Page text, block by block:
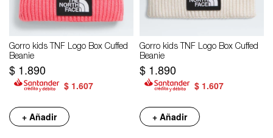
Gorro kids TNF Logo Box Cuffed
Beanie
$ 1.890
$ 1.607
+ Añadir
Gorro kids TNF Logo Box Cuffed
Beanie
$ 1.890
$ 1.607
+ Añadir